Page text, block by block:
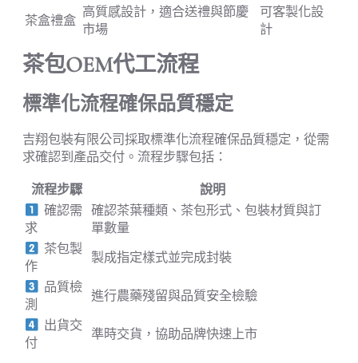
茶盒禮盒
高質感設計，適合送禮與節慶
市場
可客製化設
計
茶包OEM代工流程
標準化流程確保品質穩定
吉翔包裝有限公司採取標準化流程確保品質穩定，從需
求確認到產品交付。流程步驟包括：
流程步驟
說明
確認需
求
確認茶葉種類、茶包形式、包裝材質與訂
單數量
茶包製
作
製成指定樣式並完成封裝
品質檢
測
進行農藥殘留與品質安全檢驗
出貨交
付
準時交貨，協助品牌快速上市